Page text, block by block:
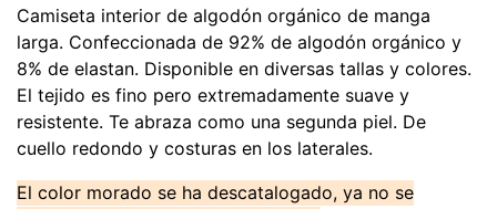
Camiseta interior de algodón orgánico de manga
larga. Confeccionada de 92% de algodón orgánico y
8% de elastan. Disponible en diversas tallas y colores.
El tejido es fino pero extremadamente suave y
resistente. Te abraza como una segunda piel. De
cuello redondo y costuras en los laterales.
El color morado se ha descatalogado, ya no se